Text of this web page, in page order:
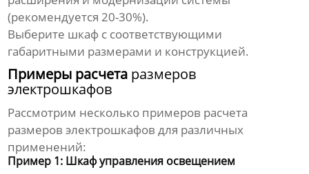
(рекомендуется 20-30%).
Выберите шкаф с соответствующими
габаритными размерами и конструкцией.
Примеры расчета размеров
электрошкафов
Рассмотрим несколько примеров расчета
размеров электрошкафов для различных
применений:
Пример 1: Шкаф управления освещением